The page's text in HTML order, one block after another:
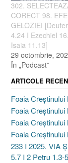
302.
CORECT 98.
GELOZIEI
4.24 I Ezechiel
Isaia 11.13]
29 octombrie,
În „Podcast”
ARTICOLE
Foaia Creștinului
Foaia Creștinului
Foaia Creștinului
Foaia
233 I 2025. VIA
5.7 I 2 Petru 1.3-